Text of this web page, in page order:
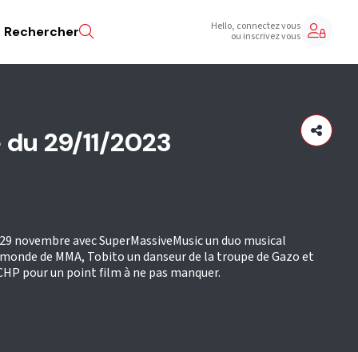
Rechercher Hello, connectez vous
ou inscrivez vous
29/11/2023
novembre avec SuperMassiveMusic un duo musical
de MMA, Tobito un danseur de la troupe de Gazo et
pour un point film à ne pas manquer.